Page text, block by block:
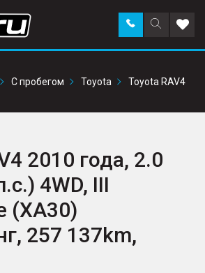
Поиск
по
Заказать
звонок в
С пробегом Toyota Toyota RAV4
2010 года, 2.0
4WD, III
(XA30)
257 137km,